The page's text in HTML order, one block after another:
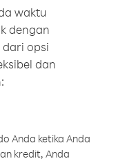
waktu
dengan
dari opsi
dan
Anda ketika Anda
kredit, Anda